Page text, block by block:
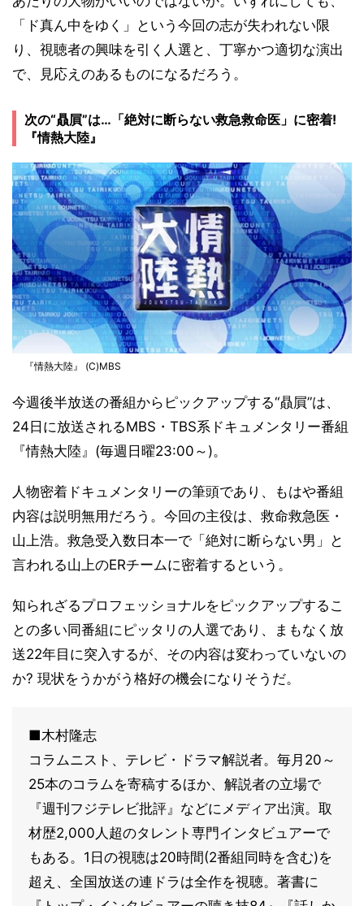
「ド真ん中をゆく」という今回の志が失われない限
り、視聴者の興味を引く人選と、丁寧かつ適切な演出
で、見応えのあるものになるだろう。
次の“贔屓”は…「絶対に断らない救急救命医」に密着!
『情熱大陸』
『情熱大陸』 (C)MBS
今週後半放送の番組からピックアップする“贔屓”は、
24日に放送されるMBS・TBS系ドキュメンタリー番組
『情熱大陸』(毎週日曜23:00～)。
人物密着ドキュメンタリーの筆頭であり、もはや番組
内容は説明無用だろう。今回の主役は、救命救急医・
山上浩。救急受入数日本一で「絶対に断らない男」と
言われる山上のERチームに密着するという。
知られざるプロフェッショナルをピックアップするこ
との多い同番組にピッタリの人選であり、まもなく放
送22年目に突入するが、その内容は変わっていないの
か? 現状をうかがう格好の機会になりそうだ。
■木村隆志
コラムニスト、テレビ・ドラマ解説者。毎月20～
25本のコラムを寄稿するほか、解説者の立場で
『週刊フジテレビ批評』などにメディア出演。取
材歴2,000人超のタレント専門インタビュアーで
もある。1日の視聴は20時間(2番組同時を含む)を
超え、全国放送の連ドラは全作を視聴。著書に